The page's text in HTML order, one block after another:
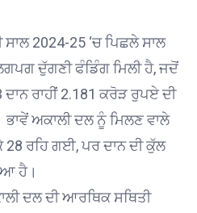
2024-25 ‘ਚ ਪਿਛਲੇ ਸਾਲ
ਦੁੱਗਣੀ ਫੰਡਿੰਗ ਮਿਲੀ ਹੈ, ਜਦੋਂ
ਦਾਨ ਰਾਹੀਂ 2.181 ਕਰੋੜ ਰੁਪਏ ਦੀ
ਭਾਵੇਂ ਅਕਾਲੀ ਦਲ ਨੂੰ ਮਿਲਣ ਵਾਲੇ
28 ਰਹਿ ਗਈ, ਪਰ ਦਾਨ ਦੀ ਕੁੱਲ
ਹੈ।
ਦਲ ਦੀ ਆਰਥਿਕ ਸਥਿਤੀ